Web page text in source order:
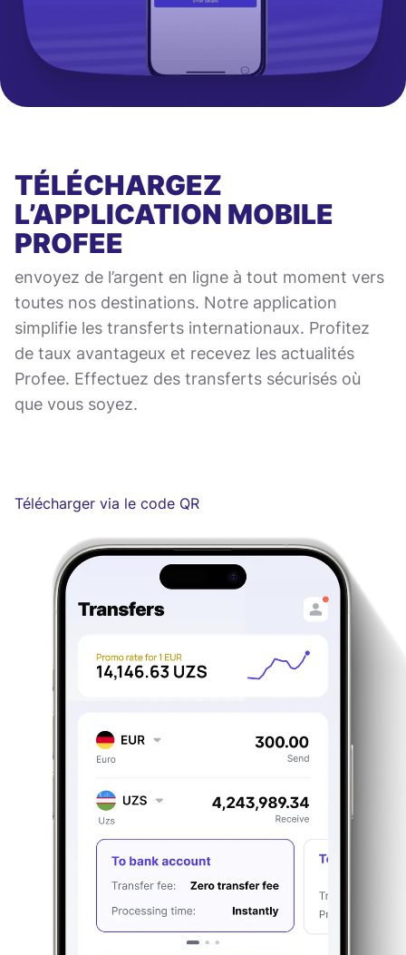
TÉLÉCHARGEZ
L’APPLICATION MOBILE
PROFEE
envoyez de l’argent en ligne à tout moment vers
toutes nos destinations. Notre application
simplifie les transferts internationaux. Profitez
de taux avantageux et recevez les actualités
Profee. Effectuez des transferts sécurisés où
que vous soyez.
Télécharger via le code QR